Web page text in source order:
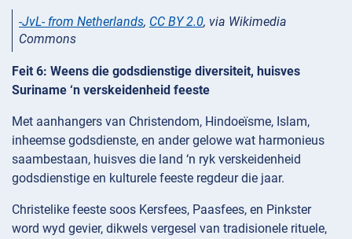
-JvL- from Netherlands, CC BY 2.0, via Wikimedia
Commons
Feit 6: Weens die godsdienstige diversiteit, huisves
Suriname ‘n verskeidenheid feeste
Met aanhangers van Christendom, Hindoeïsme, Islam,
inheemse godsdienste, en ander gelowe wat harmonieus
saambestaan, huisves die land ‘n ryk verskeidenheid
godsdienstige en kulturele feeste regdeur die jaar.
Christelike feeste soos Kersfees, Paasfees, en Pinkster
word wyd gevier, dikwels vergesel van tradisionele rituele,